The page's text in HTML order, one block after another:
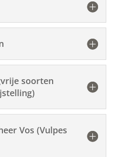
soorten
Vos (Vulpes